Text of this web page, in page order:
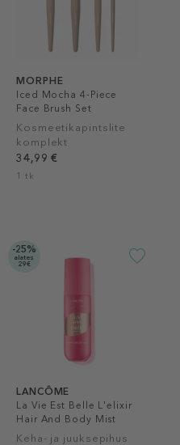
MORPHE
Iced Mocha 4-Piece
Face Brush Set
Kosmeetikapintslite
komplekt
34,99 €
1 tk
-25%
alates
29€
LANCÔME
La Vie Est Belle L'elixir
Hair And Body Mist
Keha- ja juuksepihus